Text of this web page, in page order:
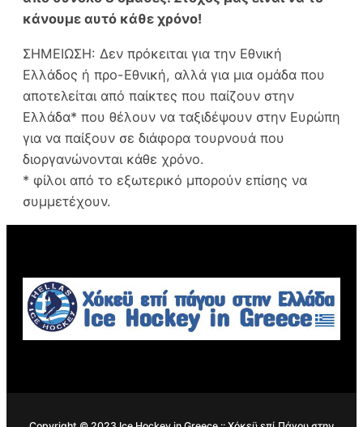
κάνουμε αυτό κάθε χρόνο!
ΣΗΜΕΙΩΣΗ: Δεν πρόκειται για την Εθνική
Ελλάδος ή προ-Εθνική, αλλά για μια ομάδα που
αποτελείται από παίκτες που παίζουν στην
Ελλάδα* που θέλουν να ταξιδέψουν στην Ευρώπη
για να παίξουν σε διάφορα τουρνουά που
διοργανώνονται κάθε χρόνο.
* φίλοι από το εξωτερικό μπορούν επίσης να
συμμετέχουν.